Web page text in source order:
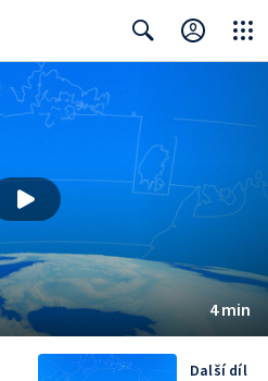
4 min
Další díl